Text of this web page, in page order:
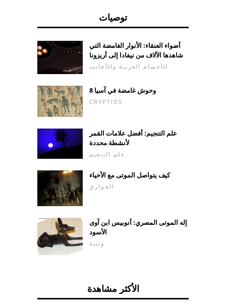
توصيات
أضواء العنقاء: الأنوار الغامضة التي
شاهدها الآلاف من نيفادا إلى أريزونا
الأجسام الغريبة والأجانب
8 وحوش غامضة في آسيا
CRYPTIDS
علم التنجيم: أفضل علامات القمر
لأنشطة محددة
علم التنجيم
كيف يتواصل الموتى مع الأحياء
الخوارق
إله الموتى المصري: أنوبيس ابن آوى
الأسود
وثنية
الأكثر مشاهدة